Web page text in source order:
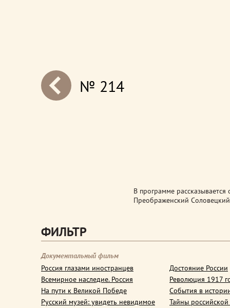
next№ 214
В программе
Преображенский
ФИЛЬТР
Документальный фильм
Россия глазами иностранцев
Всемирное наследие. Россия
На пути к Великой Победе
Русский музей: увидеть невидимое
Достояние России
Революция 1917
События в
Тайны